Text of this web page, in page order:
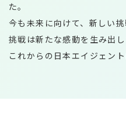
た。
今も未来に向けて、新しい
挑戦は新たな感動を生み出し
これからの日本エイジェン